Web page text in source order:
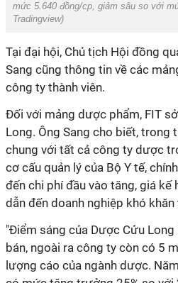
mức 5.640 đồng/cp, giảm sâu so với
Tradingview)
Tại đại hội, Chủ tịch Hội đồng
Sang cũng thông tin về các
công ty thành viên.
Đối với mảng dược phẩm, FIT
Long. Ông Sang cho biết, trong
chung với tất cả công ty dược
cơ cấu quản lý của Bộ Y tế,
đến chi phí đầu vào tăng, giá kế
dẫn đến doanh nghiệp khó
"Điểm sáng của Dược Cửu
bán, ngoài ra công ty còn có 5
lượng cáo của ngành dược.